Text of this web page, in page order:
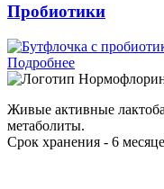
Пробиотики
Подробнее
Живые активные
метаболиты.
Срок хранения - 6